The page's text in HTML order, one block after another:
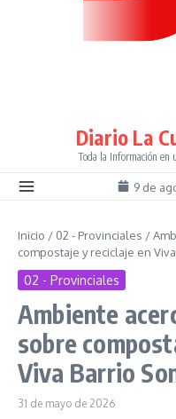
Diario La
Toda la Información en
9 de
Inicio / 02 - Provinciales /
compostaje y reciclaje en
02 - Provinciales
Ambiente
sobre
Viva Barrio
31 de mayo de 2026